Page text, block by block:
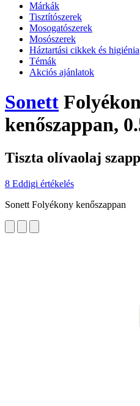
Márkák
Tisztítószerek
Mosogatószerek
Mosószerek
Háztartási cikkek és higiénia
Témák
Akciós ajánlatok
Sonett
kenőszappan,
Tiszta olívaolaj
8 Eddigi értékelés
Sonett Folyékony kenőszappan